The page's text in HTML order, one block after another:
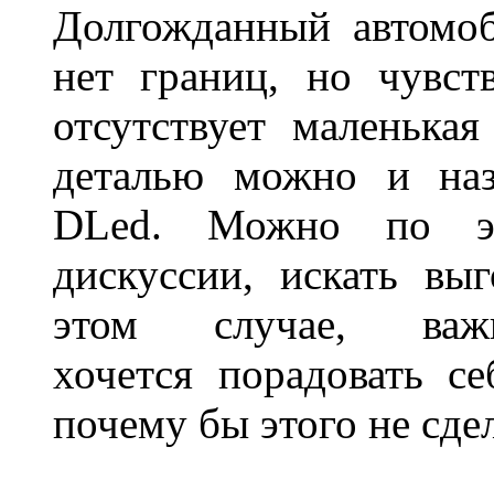
Долгожданный
нет границ, но
отсутствует
деталью можно и
DLed. Можно по
дискуссии, искать
этом случае,
хочется порадовать
почему бы этого не